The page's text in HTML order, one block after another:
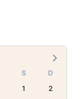
S
D
1
2